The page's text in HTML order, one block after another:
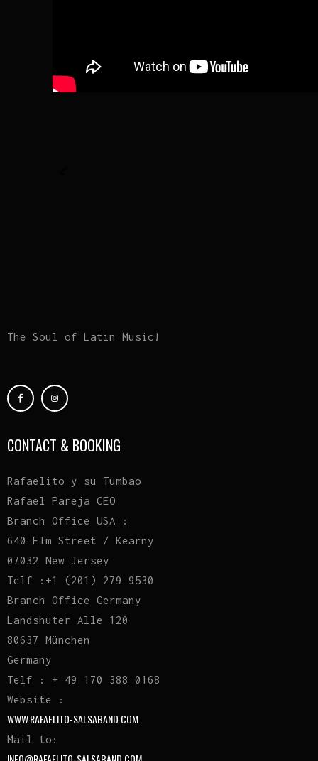
The Soul of Latin Music!
CONTACT & BOOKING
Rafaelito y su Tumbao
Rafael Pareja CEO
Branch Office USA :
640 Elm Street / Kearny
07032 New Jersey
Telf :+1 (201) 279 9530
Branch Office Germany
Landshuter Alle 120
80637 München
Germany
Telf : + 49 170 388 0168
Website :
WWW.RAFAELITO-SALSABAND.COM
Mail to: